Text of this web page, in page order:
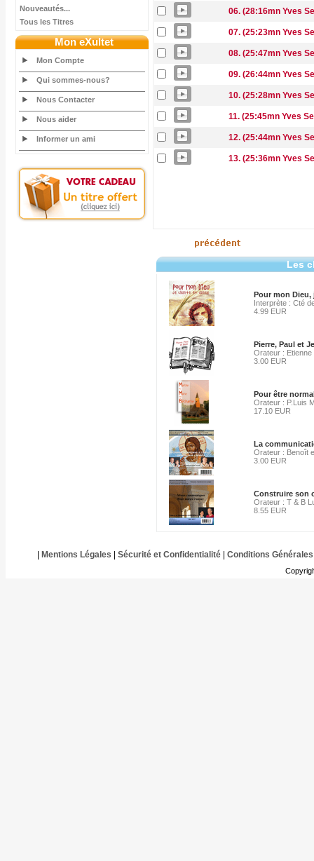
Nouveautés...
Tous les Titres
Mon eXultet
Mon Compte
Qui sommes-nous?
Nous Contacter
Nous aider
Informer un ami
06. (28:16mn Yves
07. (25:23mn Yves
08. (25:47mn Yves
09. (26:44mn Yves
10. (25:28mn Yves
11. (25:45mn Yves
12. (25:44mn Yves
13. (25:36mn Yves
Les
Pour mon Dieu,
Interprète : Cté
4.99 EUR
Pierre, Paul et
Orateur : Etienne
3.00 EUR
Pour être
Orateur : P.Luis
17.10 EUR
La
Orateur : Benoît
3.00 EUR
Construire son
Orateur : T & B
8.55 EUR
Mentions Légales Sécurité et Confidentialité| Conditions Générales